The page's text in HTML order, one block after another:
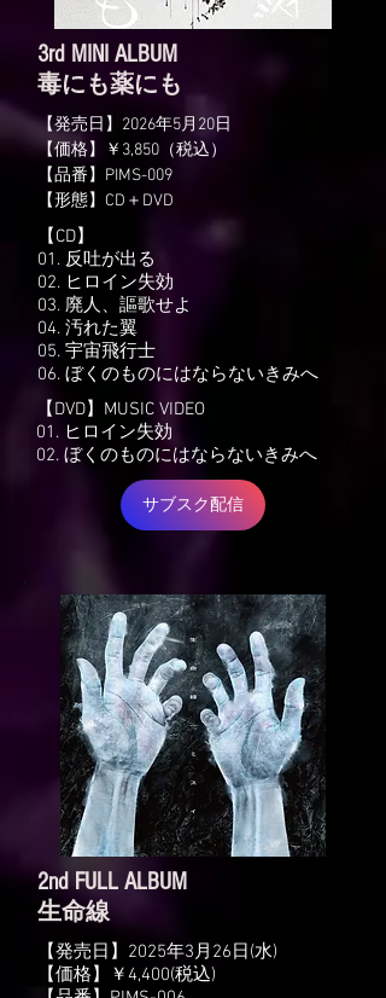
3rd MINI ALBUM
​毒にも薬にも
【発売日】2026年5月20日
【価格】￥3,850（税込）
【品番】PIMS-009
【形態】CD＋DVD
【CD】
01. 反吐が出る
02. ヒロイン失効
03. 廃人、謳歌せよ
04. 汚れた翼
05. 宇宙飛行士
06. ぼくのものにはならないきみへ
【DVD】MUSIC VIDEO
01. ヒロイン失効
02. ぼくのものにはならないきみへ
サブスク配信
2nd FULL ALBUM
​生命線
【発売日】2025年3月26日‬(水)
‪【価格】￥4,400(税込)